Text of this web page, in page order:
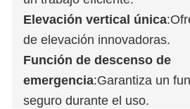
Elevación vertical única
de elevación innovadoras.
Función de descenso de
emergencia:Garantiza un
seguro durante el uso.